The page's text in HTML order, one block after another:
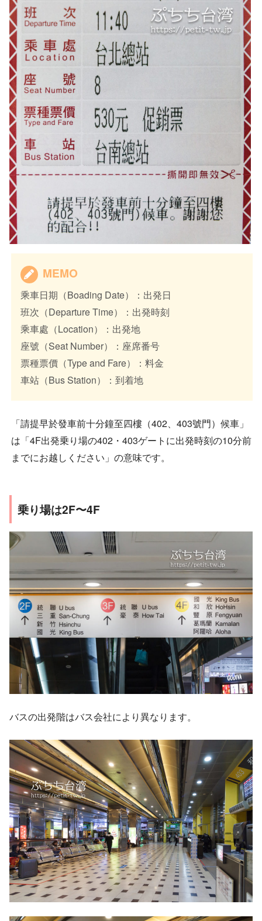
MEMO
乘車日期（Boading Date）：出発日
班次（Departure Time）：出発時刻
乘車處（Location）：出発地
座號（Seat Number）：座席番号
票種票價（Type and Fare）：料金
車站（Bus Station）：到着地
「請提早於發車前十分鐘至四樓（402、403號門）候車」
は「4F出発乗り場の402・403ゲートに出発時刻の10分前
までにお越しください」の意味です。
乗り場は2F〜4F
バスの出発階はバス会社により異なります。